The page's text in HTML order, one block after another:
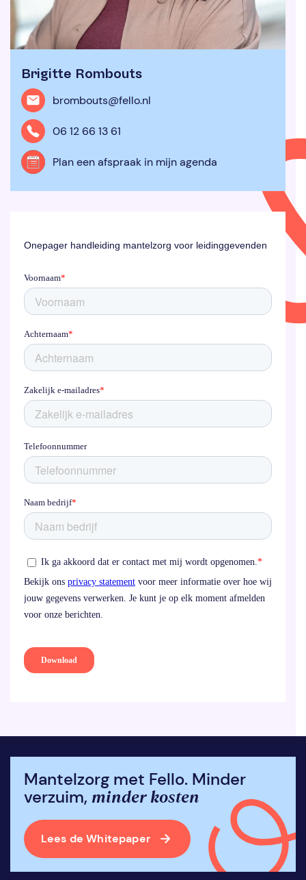
Brigitte Rombouts
brombouts@fello.nl
06 12 66 13 61
Plan een afspraak in mijn agenda
Mantelzorg met Fello. Minder
verzuim, minder kosten
Lees de Whitepaper